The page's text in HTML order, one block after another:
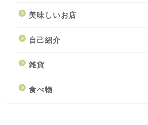
美味しいお店
自己紹介
雑貨
食べ物